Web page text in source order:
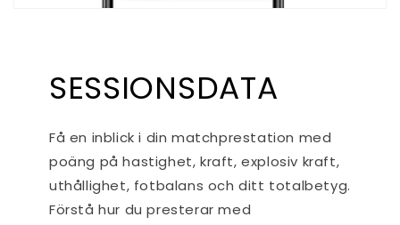
SESSIONSDATA
Få en inblick i din matchprestation med
poäng på hastighet, kraft, explosiv kraft,
uthållighet, fotbalans och ditt totalbetyg.
Förstå hur du presterar med